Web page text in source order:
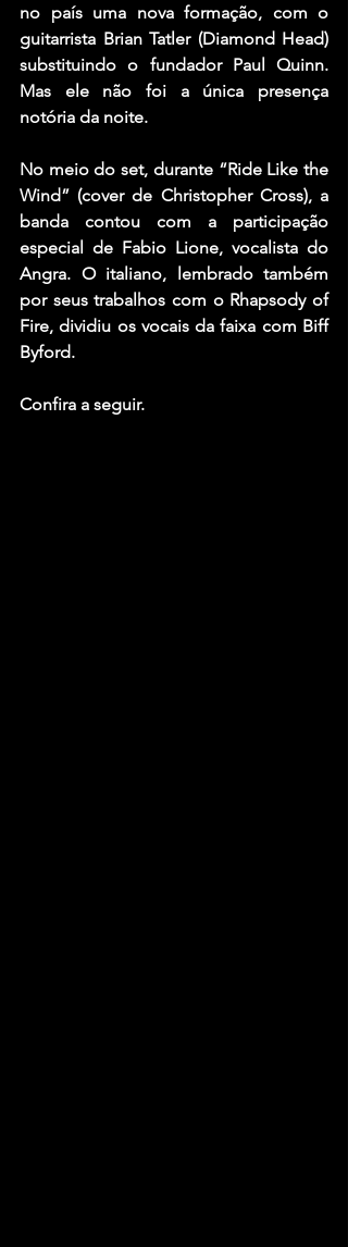
no país uma nova formação, com o
guitarrista Brian Tatler (Diamond Head)
substituindo o fundador Paul Quinn.
Mas ele não foi a única presença
notória da noite.
No meio do set, durante “Ride Like the
Wind” (cover de Christopher Cross), a
banda contou com a participação
especial de Fabio Lione, vocalista do
Angra. O italiano, lembrado também
por seus trabalhos com o Rhapsody of
Fire, dividiu os vocais da faixa com Biff
Byford.
Confira a seguir.